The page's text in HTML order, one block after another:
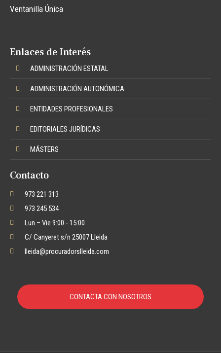
Ventanilla Única
Enlaces de Interés
ADMINISTRACIÓN ESTATAL
ADMINISTRACIÓN AUTONÓMICA
ENTIDADES PROFESIONALES
EDITORIALES JURÍDICAS
MÁSTERS
Contacto
973 221 313
973 245 534
Lun – Vie 9:00 - 15:00
C/ Canyeret s/n 25007 Lleida
lleida@procuradorslleida.com
CONTACTA CON NOSOTROS